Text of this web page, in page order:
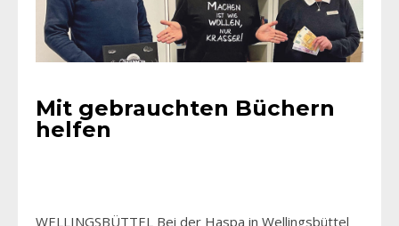
Mit gebrauchten Büchern
helfen
WELLINGSBÜTTEL Bei der Haspa in Wellingsbüttel